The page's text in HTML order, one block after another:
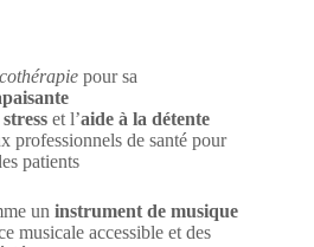
pour sa
et l’aide à la détente
professionnels de santé pour
patients
un instrument de musique
musicale accessible et des